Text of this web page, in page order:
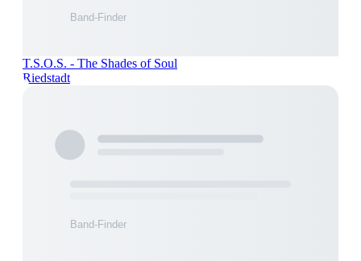
T.S.O.S. - The Shades of Soul
Riedstadt